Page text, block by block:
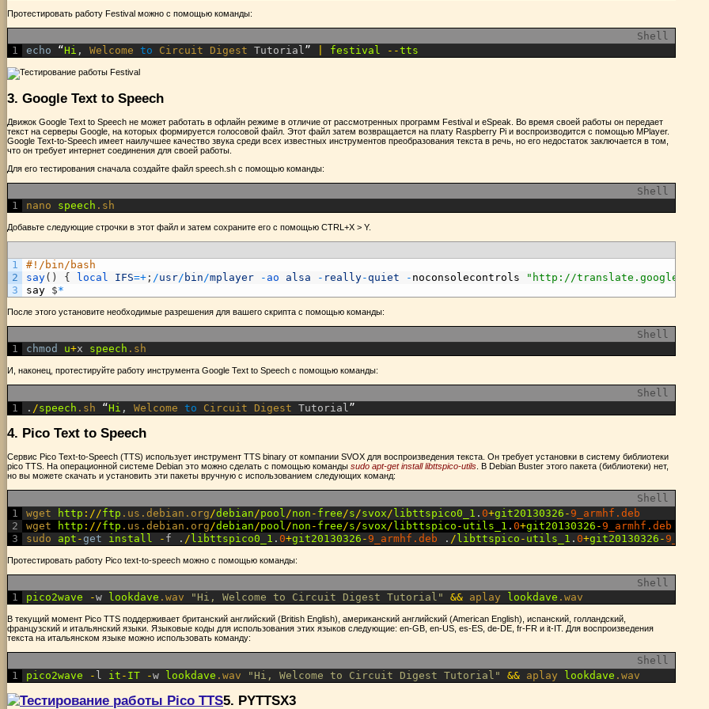
Протестировать работу Festival можно с помощью команды:
Shell
1
echo “Hi , Welcome to Circuit Digest Tutorial” festival --tts
3. Google Text to Speech
Движок Google Text to Speech не может работать в офлайн режиме в отличие от рассмотренных программ Festival и eSpeak. Во время своей работы он передает
текст на серверы Google, на которых формируется голосовой файл. Этот файл затем возвращается на плату Raspberry Pi и воспроизводится с помощью MPlayer.
Google Text-to-Speech имеет наилучшее качество звука среди всех известных инструментов преобразования текста в речь, но его недостаток заключается в том,
что он требует интернет соединения для своей работы.
Для его тестирования сначала создайте файл speech.sh с помощью команды:
Shell
1
nano speech .sh
Добавьте следующие строчки в этот файл и затем сохраните его с помощью CTRL+X > Y.
1
2
3
#!/bin/bash
say( ) { local IFS=+ ; /usr/ bin /mplayer - ao alsa - really-quiet - noconsolecontrols "http://translate.google.com/
say $*
После этого установите необходимые разрешения для вашего скрипта с помощью команды:
Shell
1
chmod u+x speech .sh
И, наконец, протестируйте работу инструмента Google Text to Speech с помощью команды:
Shell
1
. /speech .sh “Hi , Welcome to Circuit Digest Tutorial ”
4. Pico Text to Speech
Сервис Pico Text-to-Speech (TTS) использует инструмент TTS binary от компании SVOX для воспроизведения текста. Он требует установки в систему библиотеки
pico TTS. На операционной системе Debian это можно сделать с помощью команды sudo apt-get install libttspico-utils . В Debian Buster этого пакета (библиотеки) нет,
но вы можете скачать и установить эти пакеты вручную с использованием следующих команд:
Shell
1
2
3
wget http : / /ftp .us .debian .org /debian /pool /non - free /s /svox /libttspico0_1 . 0+git20130326 - 9_armhf.deb
wget
http : / /ftp .us .debian .org /debian /pool /non - free /s /svox /libttspico - utils_1 . 0+git20130326 -9_armhf.deb
sudo apt -get install - f . /libttspico0_1 . 0+git20130326 - 9_armhf.deb . /libttspico - utils_1 . 0+git20130326 -
Протестировать работу Pico text-to-speech можно с помощью команды:
Shell
1
pico2wave -w lookdave .wav "Hi, Welcome to Circuit Digest Tutorial" && aplay lookdave .wav
В текущий момент Pico TTS поддерживает британский английский (British English), американский английский (American English), испанский, голландский,
французский и итальянский языки. Языковые коды для использования этих языков следующие: en-GB, en-US, es-ES, de-DE, fr-FR и it-IT. Для воспроизведения
текста на итальянском языке можно использовать команду:
Shell
1
pico2wave - l it - IT -w lookdave .wav "Hi, Welcome to Circuit Digest Tutorial" && aplay lookdave .wav
5. PYTTSX3